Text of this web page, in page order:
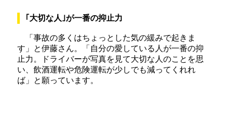
｢大切な人｣が一番の抑止力
「事故の多くはちょっとした気の緩みで起きま
す」と伊藤さん。「自分の愛している人が一番の抑
止力。ドライバーが写真を見て大切な人のことを思
い、飲酒運転や危険運転が少しでも減ってくれれ
ば」と願っています。